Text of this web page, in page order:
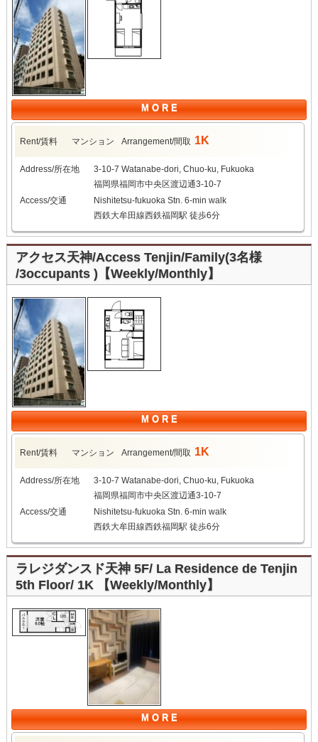
M O R E
Rent/賃料 マンション Arrangement/間取 1K
Address/所在地
3-10-7 Watanabe-dori, Chuo-ku, Fukuoka
福岡県福岡市中央区渡辺通3-10-7
Access/交通
Nishitetsu-fukuoka Stn. 6-min walk
西鉄大牟田線西鉄福岡駅 徒歩6分
アクセス天神/Access Tenjin/Family(3名様
/3occupants )【Weekly/Monthly】
M O R E
Rent/賃料 マンション Arrangement/間取 1K
Address/所在地
3-10-7 Watanabe-dori, Chuo-ku, Fukuoka
福岡県福岡市中央区渡辺通3-10-7
Access/交通
Nishitetsu-fukuoka Stn. 6-min walk
西鉄大牟田線西鉄福岡駅 徒歩6分
ラレジダンスド天神 5F/ La Residence de Tenjin
5th Floor/ 1K 【Weekly/Monthly】
M O R E